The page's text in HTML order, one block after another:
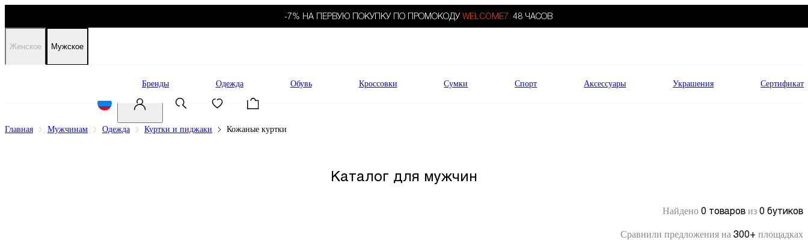
-7% НА ПЕРВУЮ ПОКУПКУ ПО ПРОМОКОДУ WELCOME7. 48 ЧАСОВ
Женское Мужское
Бренды Одежда Обувь Кроссовки Сумки Спорт Аксессуары Украшения Сертификат
Главная Мужчинам Одежда Куртки и пиджаки Кожаные куртки
Каталог для мужчин
Найдено 0 товаров из 0 бутиков
Сравнили предложения на 300+ площадках